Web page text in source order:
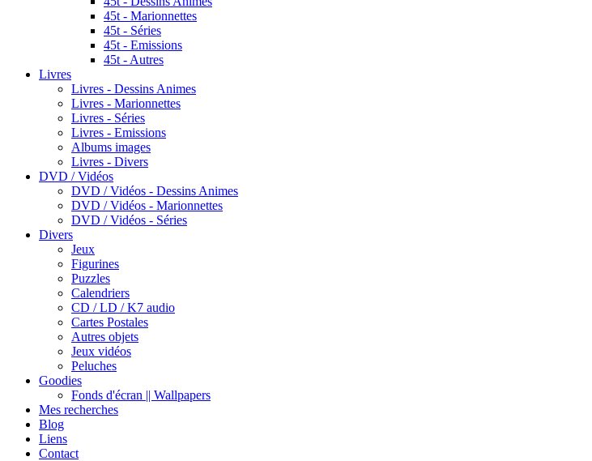
45t - Marionnettes
45t - Séries
45t - Emissions
45t - Autres
Livres
Livres - Dessins Animes
Livres - Marionnettes
Livres - Séries
Livres - Emissions
Albums images
Livres - Divers
DVD / Vidéos
DVD / Vidéos - Dessins Animes
DVD / Vidéos - Marionnettes
DVD / Vidéos - Séries
Divers
Jeux
Figurines
Puzzles
Calendriers
CD / LD / K7 audio
Cartes Postales
Autres objets
Jeux vidéos
Peluches
Goodies
Fonds d'écran || Wallpapers
Mes recherches
Blog
Liens
Contact